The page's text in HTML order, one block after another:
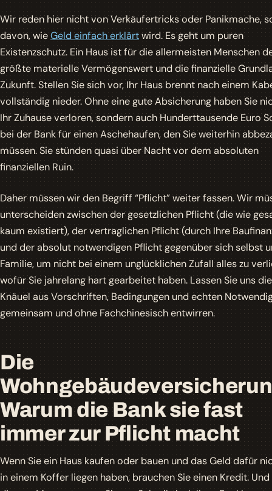
Wir reden hier nicht von Verkäufertricks oder Panikmache,
davon, wieGeld einfach erklärtwird. Es geht um puren
Existenzschutz. Ein Haus ist für die allermeisten Menschen
größte materielle Vermögenswert und die finanzielle
Zukunft. Stellen Sie sich vor, Ihr Haus brennt nach einem
vollständig nieder. Ohne eine gute Absicherung haben Sie
Ihr Zuhause verloren, sondern auch Hunderttausende Euro
bei der Bank für einen Aschehaufen, den Sie weiterhin
müssen. Sie stünden quasi über Nacht vor dem absoluten
finanziellen Ruin.
Daher müssen wir den Begriff “Pflicht” weiter fassen. Wir
unterscheiden zwischen der gesetzlichen Pflicht (die wie
kaum existiert), der vertraglichen Pflicht (durch Ihre
und der absolut notwendigen Pflicht gegenüber sich selbst
Familie, um nicht bei einem unglücklichen Zufall alles zu
wofür Sie jahrelang hart gearbeitet haben. Lassen Sie uns
Knäuel aus Vorschriften, Bedingungen und echten
gemeinsam und ohne Fachchinesisch entwirren.
Die
Warum die Bank sie fast
immer zur Pflicht macht
Wenn Sie ein Haus kaufen oder bauen und das Geld dafür
in einem Koffer liegen haben, brauchen Sie einen Kredit. Und